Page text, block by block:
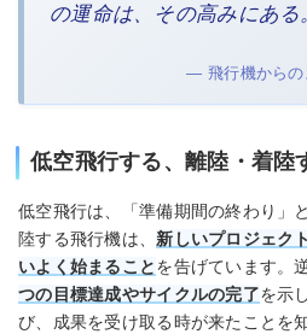
の運命は、その高みにある
— 飛行機からの
低空飛行する、離陸・着陸
低空飛行は、「準備期間の終わり」
陸する飛行機は、 新しいプロジェク
いよく始まることを告げています。
つの目標達成やサイクルの完了を示
び、成果を受け取る時が来たことを